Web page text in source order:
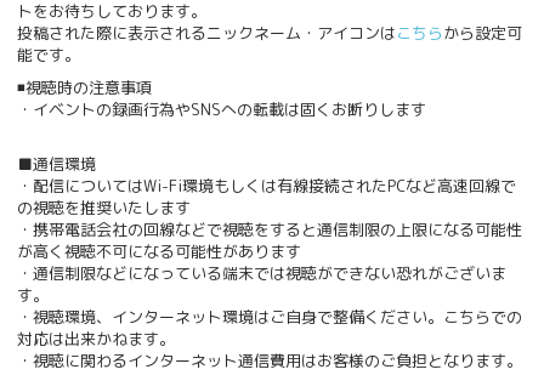
トをお待ちしております。
投稿された際に表示されるニックネーム・アイコンはこちらから設定可
能です。
◾️視聴時の注意事項
・イベントの録画行為やSNSへの転載は固くお断りします
■通信環境
・配信についてはWi-Fi環境もしくは有線接続されたPCなど高速回線で
の視聴を推奨いたします
・携帯電話会社の回線などで視聴をすると通信制限の上限になる可能性
が高く視聴不可になる可能性があります
・通信制限などになっている端末では視聴ができない恐れがございま
す。
・視聴環境、インターネット環境はご自身で整備ください。こちらでの
対応は出来かねます。
・視聴に関わるインターネット通信費用はお客様のご負担となります。